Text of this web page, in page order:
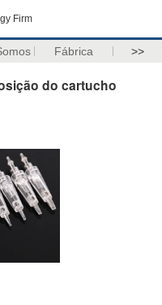
Firm
Fábrica >>
do cartucho